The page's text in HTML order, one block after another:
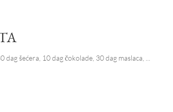
dag šećera, 10 dag čokolade, 30 dag maslaca,